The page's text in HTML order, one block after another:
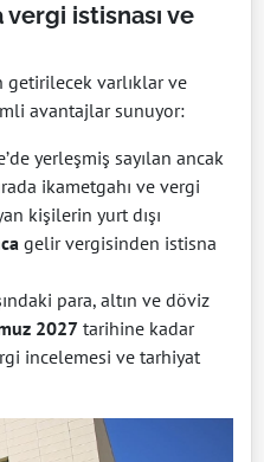
vergi istisnası ve
getirilecek varlıklar ve
avantajlar sunuyor:
yerleşmiş sayılan ancak
ikametgahı ve vergi
kişilerin yurt dışı
gelir vergisinden istisna
para, altın ve döviz
2027 tarihine kadar
incelemesi ve tarhiyat